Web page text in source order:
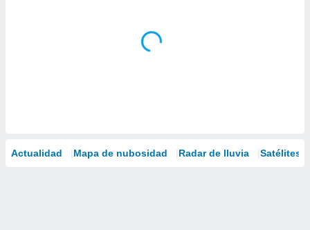
Actualidad Mapa de nubosidad Radar de lluvia Satélites